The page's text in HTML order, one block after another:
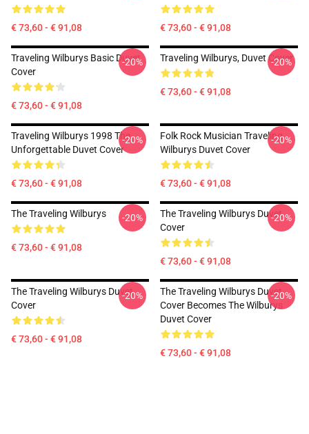
€ 73,60 - € 91,08 € 73,60 - € 91,08
Traveling Wilburys Basic Duvet
Cover
€ 73,60 - € 91,08
-20% Traveling Wilburys, Duvet Cover
€ 73,60 - € 91,08
-20%
Traveling Wilburys 1998 The
Unforgettable Duvet Cover
€ 73,60 - € 91,08
-20%
Folk Rock Musician Traveling
Wilburys Duvet Cover
€ 73,60 - € 91,08
-20%
The Traveling Wilburys
€ 73,60 - € 91,08
-20%
The Traveling Wilburys Duvet
Cover
€ 73,60 - € 91,08
-20%
The Traveling Wilburys Duvet
Cover
€ 73,60 - € 91,08
-20%
The Traveling Wilburys Duvet
Cover Becomes The Wilburys
Duvet Cover
€ 73,60 - € 91,08
-20%